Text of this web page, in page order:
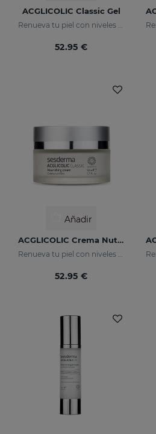
ACGLICOLIC Classic Gel
52.95 €
Añadir
ACGLICOLIC Crema Nutritiva
Renueva tu piel con niveles de eficacia nunca antes alcanzados
52.95 €